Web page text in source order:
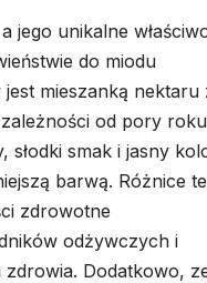
jego unikalne
do miodu
mieszanką nektaru
od pory roku
słodki smak i jasny
barwą. Różnice te
zdrowotne
odżywczych i
Dodatkowo,